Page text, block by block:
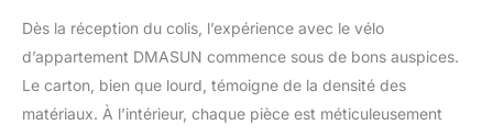
produits sont largement
distribués aux États-
Japon, en Grande-
Bretagne et dans
Dès la réception du colis, l’expérience avec le vélo
d’appartement DMASUN commence sous de bons auspices.
Le carton, bien que lourd, témoigne de la densité des
matériaux. À l’intérieur, chaque pièce est méticuleusement